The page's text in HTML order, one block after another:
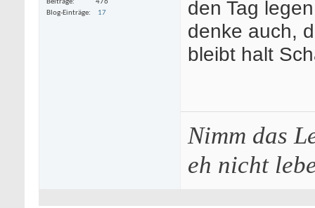
Beiträge
476
Blog-Einträge
17
den Tag
denke auch,
bleibt halt
Nimm das
eh nicht